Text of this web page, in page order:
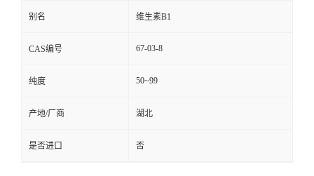
别名 维生素B1
CAS编号 67-03-8
纯度 50~99
产地/厂商 湖北
是否进口 否